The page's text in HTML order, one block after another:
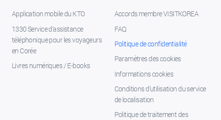
Application mobile du KTO
1330 Service d'assistance
téléphonique pour les voyageurs
en Corée
Livres numériques / E-books
Accords membre VISITKOREA
FAQ
Politique de confidentialité
Paramètres des cookies
Informations cookies
Conditions d’utilisation du service
de localisation
Politique de traitement des